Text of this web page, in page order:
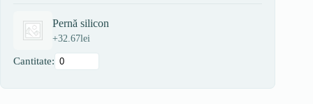
Pernă silicon
+32.67lei
Cantitate: